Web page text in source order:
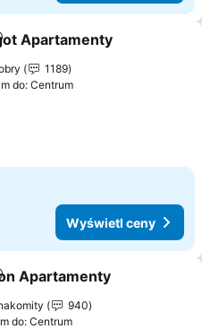
do ulubionych
Apartamenty
1189
do: Centrum
Wyświetl ceny
do ulubionych
Apartamenty
940
do: Centrum